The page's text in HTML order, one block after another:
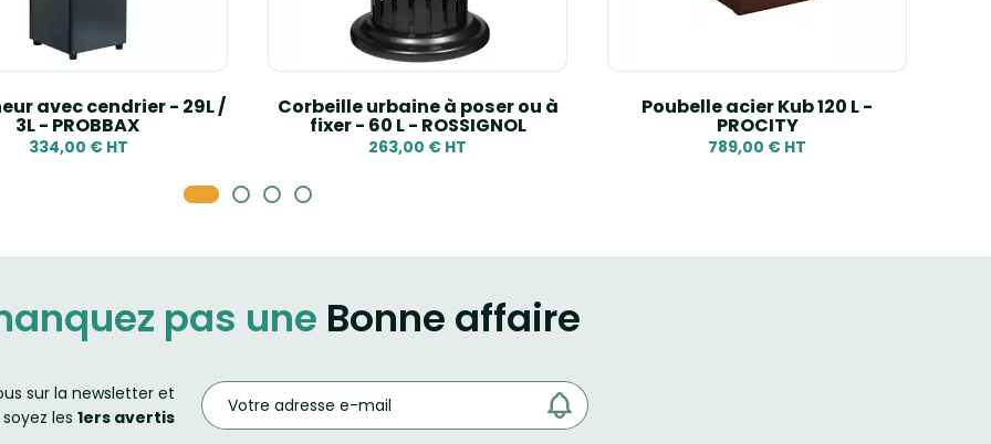
avec cendrier - 29L /
3L - PROBBAX
334,00 € HT
Corbeille urbaine à poser ou à
fixer - 60 L - ROSSIGNOL
263,00 € HT
Poubelle acier Kub 120 L -
PROCITY
789,00 € HT
pas une Bonne affaire
sur la newsletter et
soyez les 1ers avertis